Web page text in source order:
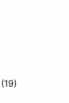
(19)